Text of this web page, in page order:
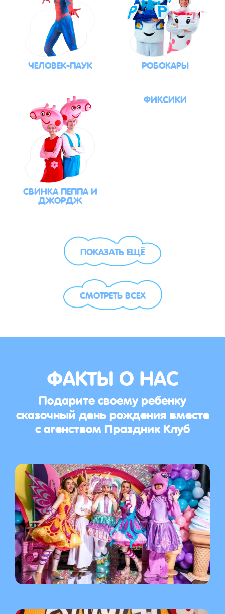
ЧЕЛОВЕК-ПАУК РОБОКАРЫ
СВИНКА ПЕППА И
ДЖОРДЖ
ФИКСИКИ
ПОКАЗАТЬ ЕЩЁ
СМОТРЕТЬ ВСЕХ
ФАКТЫ О НАС
Подарите своему ребенку
сказочный день рождения вместе
с агенством Праздник Клуб